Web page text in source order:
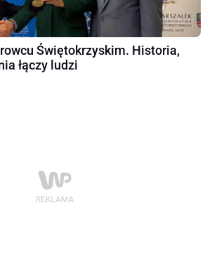
Świętokrzyskim. Historia,
łączy ludzi